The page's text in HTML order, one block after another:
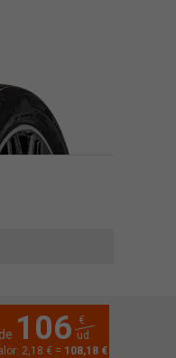
106
€
ud.
2,18 € = 108,18 €